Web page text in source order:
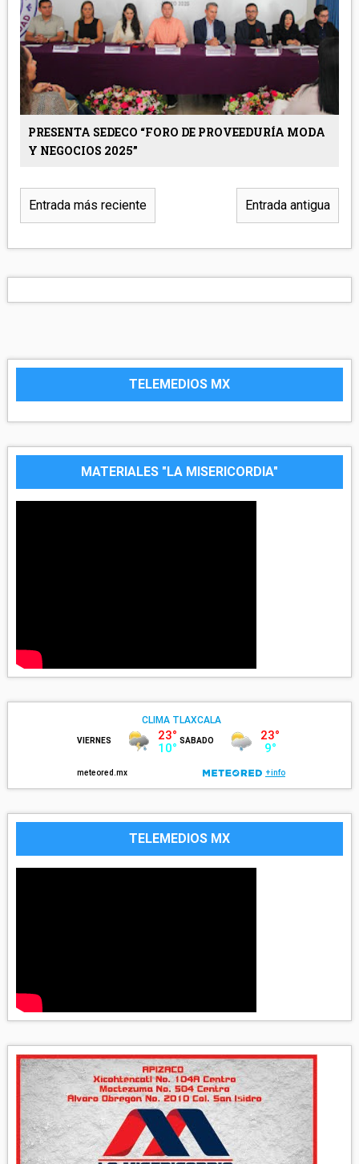
PRESENTA SEDECO “FORO DE PROVEEDURÍA MODA
Y NEGOCIOS 2025”
Entrada más reciente Entrada antigua
TELEMEDIOS MX
MATERIALES "LA MISERICORDIA"
TELEMEDIOS MX